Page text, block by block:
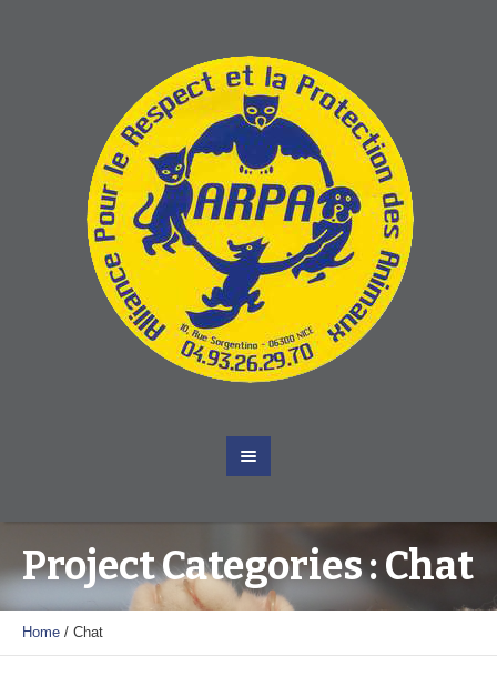
Project Categories :Chat
Home / Chat